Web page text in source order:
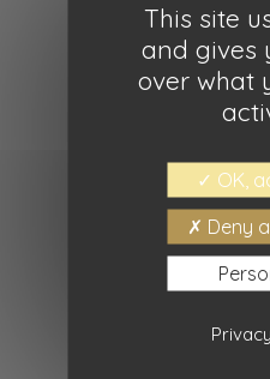
This site
and gives
over what
OK,
Deny